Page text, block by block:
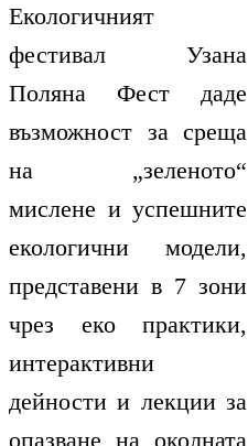
Екологичният
фестивал Узана
Поляна Фест даде
възможност за среща
на „зеленото“
мислене и успешните
екологични модели,
представени в 7 зони
чрез еко практики,
интерактивни
дейности и лекции за
опазване на околната